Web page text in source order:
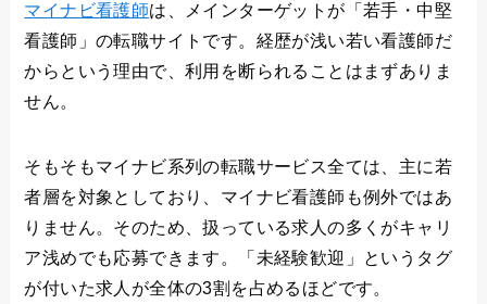
マイナビ看護師は、メインターゲットが「若手・中堅
看護師」の転職サイトです。経歴が浅い若い看護師だ
からという理由で、利用を断られることはまずありま
せん。
そもそもマイナビ系列の転職サービス全ては、主に若
者層を対象としており、マイナビ看護師も例外ではあ
りません。そのため、扱っている求人の多くがキャリ
ア浅めでも応募できます。「未経験歓迎」というタグ
が付いた求人が全体の3割を占めるほどです。